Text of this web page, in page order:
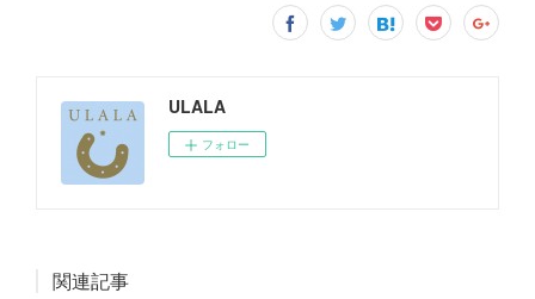
ULALA
フォロー
関連記事